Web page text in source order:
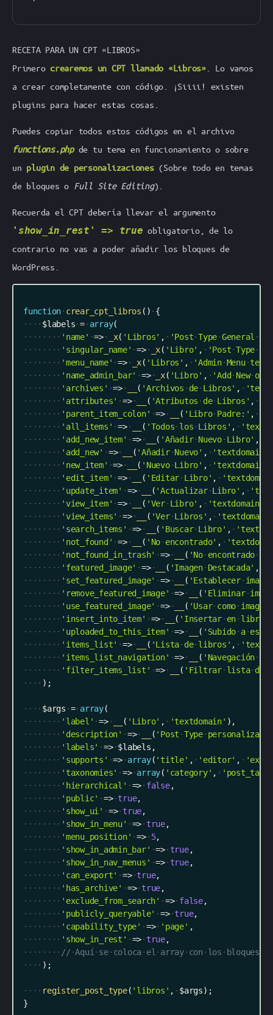
RECETA PARA UN CPT «LIBROS»
Primerocrearemos un CPT llamado «Libros». Lo vamos
a crear completamente con código. ¡Siiii! existen
plugins para hacer estas cosas.
Puedes copiar todos estos códigos en el archivo
functions.phpde tu tema en funcionamiento o sobre
un plugin de personalizaciones(Sobre todo en temas
de bloques o Full Site Editing).
Recuerda el CPT debería llevar el argumento
'show_in_rest' => true obligatorio, de lo
contrario no vas a poder añadir los bloques de
WordPress.
function crear_cpt_libros ( )
{
$labels = array(
'name'
=> _x( 'Libros' , 'Post Type General
'singular_name'
=> _x( 'Libro' , 'Post Type
'menu_name'
=> _x( 'Libros' , 'Admin Menu
'name_admin_bar'
=> _x( 'Libro' , 'Add New on
'archives'
=> ( 'Archivos de Libros' ,
'attributes'
=> ( 'Atributos de Libros' ,
'parent_item_colon'
=> ( 'Libro Padre:' ,
'all_items'
=> ( 'Todos los Libros' ,
'add_new_item'
=> ( 'Añadir Nuevo Libro' ,
'add_new'
=> ( 'Añadir Nuevo' , 'textdomain'
'new_item'
=> ( 'Nuevo Libro' , 'textdomain'
'edit_item'
=> ( 'Editar Libro' ,
'update_item'
=> ( 'Actualizar Libro' ,
'view_item'
=> ( 'Ver Libro' , 'textdomain'
'view_items'
=> ( 'Ver Libros' ,
'search_items'
=> ( 'Buscar Libro' ,
'not_found'
=> ( 'No encontrado' ,
'not_found_in_trash'
=> ( 'No encontrado
'featured_image'
=> ( 'Imagen Destacada' ,
'set_featured_image'
=> ( 'Establecer
'remove_featured_image'
=> ( 'Eliminar
'use_featured_image'
=> ( 'Usar como imagen
'insert_into_item'
=> ( 'Insertar en libro'
'uploaded_to_this_item'
=> ( 'Subido a este
'items_list'
=> ( 'Lista de libros' ,
'items_list_navigation'
=> ( 'Navegación
'filter_items_list'
=> ( 'Filtrar lista de
) ;
$args = array(
'label'
=> ( 'Libro' , 'textdomain' ) ,
'description'
=> ( 'Post Type personalizado
'labels'
=> $labels ,
'supports'
=> array( 'title' , 'editor' ,
'taxonomies'
=> array( 'category' , 'post_tag'
'hierarchical'
=> false,
'public'
=> true,
'show_ui'
=> true,
'show_in_menu'
=> true,
'menu_position'
=> 5,
'show_in_admin_bar'
=> true,
'show_in_nav_menus'
=> true,
'can_export'
=> true,
'has_archive'
=> true,
'exclude_from_search'
=> false,
'publicly_queryable'
=> true,
'capability_type'
=> 'page' ,
'show_in_rest'
=> true,
// Aquí se coloca el array con los bloques
) ;
register_post_type( 'libros' , $args) ;
}